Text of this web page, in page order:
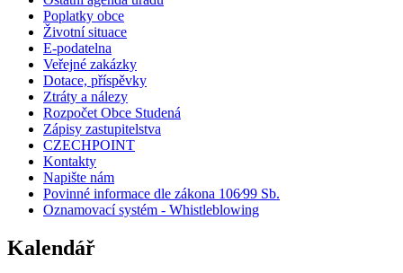
Poplatky obce
Životní situace
E-podatelna
Veřejné zakázky
Dotace, příspěvky
Ztráty a nálezy
Rozpočet Obce Studená
Zápisy zastupitelstva
CZECHPOINT
Kontakty
Napište nám
Povinné informace dle zákona 106⁄99 Sb.
Oznamovací systém - Whistleblowing
Kalendář